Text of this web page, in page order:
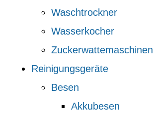
Waschtrockner
Wasserkocher
Zuckerwattemaschinen
Reinigungsgeräte
Besen
Akkubesen